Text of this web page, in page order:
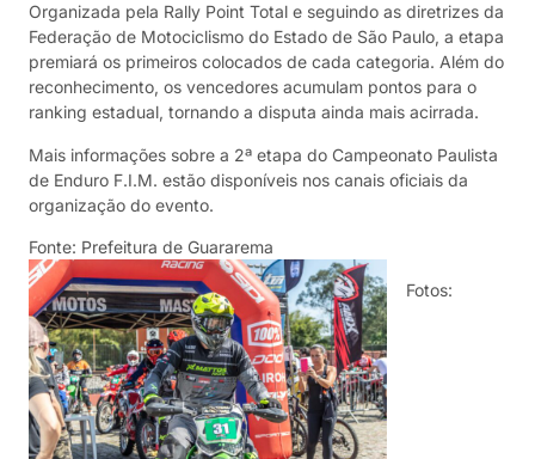
Organizada pela Rally Point Total e seguindo as diretrizes da
Federação de Motociclismo do Estado de São Paulo, a etapa
premiará os primeiros colocados de cada categoria. Além do
reconhecimento, os vencedores acumulam pontos para o
ranking estadual, tornando a disputa ainda mais acirrada.
Mais informações sobre a 2ª etapa do Campeonato Paulista
de Enduro F.I.M. estão disponíveis nos canais oficiais da
organização do evento.
Fonte: Prefeitura de Guararema
Fotos: